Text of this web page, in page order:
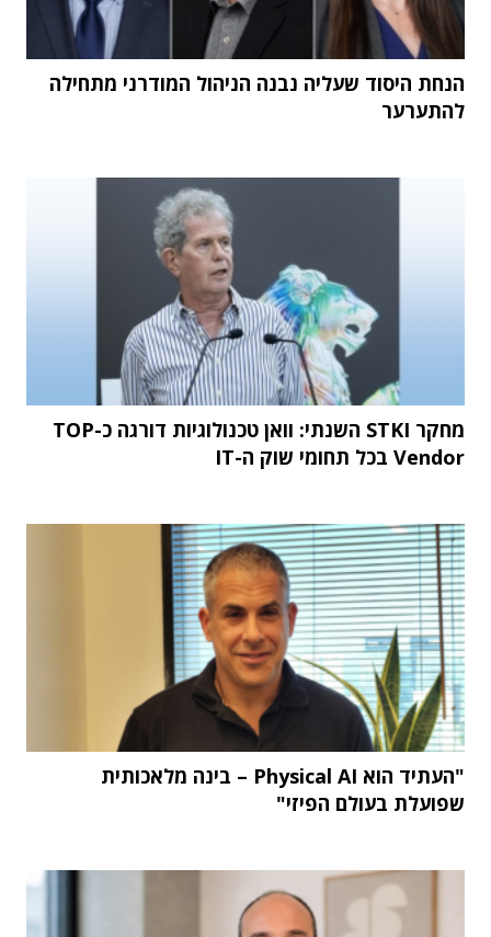
הנחת היסוד שעליה נבנה הניהול המודרני מתחילה
להתערער
מחקר STKI השנתי: וואן טכנולוגיות דורגה כ-TOP
Vendor בכל תחומי שוק ה-IT
"העתיד הוא Physical AI – בינה מלאכותית
שפועלת בעולם הפיזי"